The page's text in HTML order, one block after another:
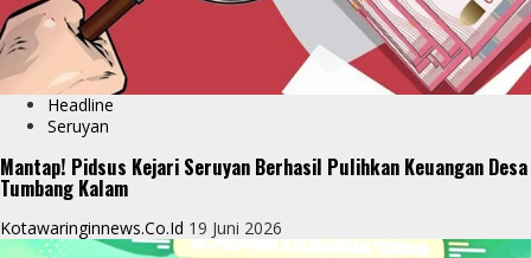
Headline
Seruyan
Mantap! Pidsus Kejari Seruyan Berhasil Pulihkan Keuangan Desa
Tumbang Kalam
Kotawaringinnews.co.id 19 Juni 2026